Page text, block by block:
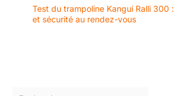
Test du trampoline Kangui Ralli 300
et sécurité au rendez-vous